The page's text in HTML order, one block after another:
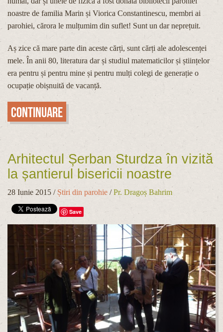
noastre de familia Marin și Viorica Constantinescu, membri ai
parohiei, cărora le mulțumim din suflet! Sunt un dar neprețuit.
Aș zice că mare parte din aceste cărți, sunt cărți ale adolescenței
mele. În anii 80, literatura dar și studiul matematicilor și științelor
era pentru și pentru mine și pentru mulți colegi de generație o
ocupație obișnuită de vacanță.
Continuare
Arhitectul Șerban Sturdza în vizită
la șantierul bisericii noastre
28 Iunie 2015 /Știri din parohie /Pr. Dragoș Bahrim
Save